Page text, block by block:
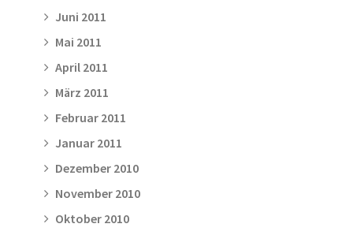
Juni 2011
Mai 2011
April 2011
März 2011
Februar 2011
Januar 2011
Dezember 2010
November 2010
Oktober 2010